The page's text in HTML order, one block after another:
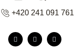
+420 241 091 761